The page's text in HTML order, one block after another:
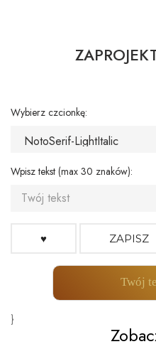
Wybierz czcionkę:
Wpisz tekst (max 30 znaków):
♥ ZAPISZ
Twój
}